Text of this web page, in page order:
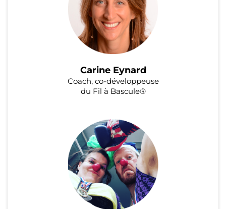
Carine Eynard
Coach, co-développeuse
du Fil à Bascule®